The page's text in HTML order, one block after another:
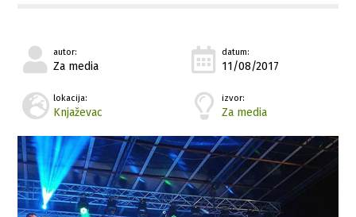
autor:
Za media
datum:
11/08/2017
lokacija:
Knjaževac
izvor:
Za media